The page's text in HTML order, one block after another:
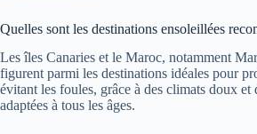
Quelles sont les destinations ensoleillées
Les îles Canaries et le Maroc, notamment
figurent parmi les destinations idéales pour
évitant les foules, grâce à des climats doux et
adaptées à tous les âges.